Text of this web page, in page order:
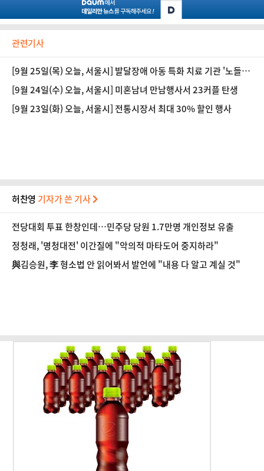
관련기사
[9월 25일(목) 오늘, 서울시] 발달장애 아동 특화 치료 기관 '노들아
이존' 개관
[9월 24일(수) 오늘, 서울시] 미혼남녀 만남행사서 23커플 탄생
[9월 23일(화) 오늘, 서울시] 전통시장서 최대 30% 할인 행사
허찬영 기자가 쓴 기사
전당대회 투표 한창인데…민주당 당원 1.7만명 개인정보 유출
정청래, '명청대전' 이간질에 "악의적 마타도어 중지하라"
與김승원, 李 형소법 안 읽어봐서 발언에 "내용 다 알고 계실 것"